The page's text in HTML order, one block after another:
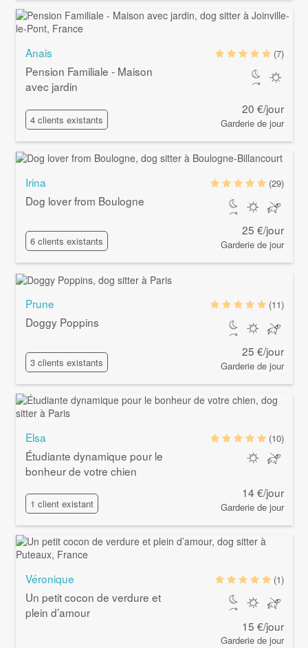
Anais
Pension Familiale - Maison
avec jardin
4 clients existants
(7)
20 €/jour
Garderie de jour
Irina
Dog lover from Boulogne
6 clients existants
(29)
25 €/jour
Garderie de jour
Prune
Doggy Poppins
3 clients existants
(11)
25 €/jour
Garderie de jour
Elsa
Étudiante dynamique pour le
bonheur de votre chien
1 client existant
(10)
14 €/jour
Garderie de jour
Véronique
Un petit cocon de verdure et
plein d’amour
(1)
15 €/jour
Garderie de jour